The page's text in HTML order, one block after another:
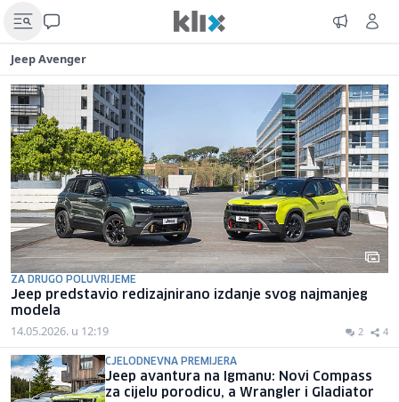
Jeep Avenger
ZA DRUGO POLUVRIJEME
Jeep predstavio redizajnirano izdanje svog najmanjeg
modela
14.05.2026. u 12:19 2 4
CJELODNEVNA PREMIJERA
Jeep avantura na Igmanu: Novi Compass
za cijelu porodicu, a Wrangler i Gladiator